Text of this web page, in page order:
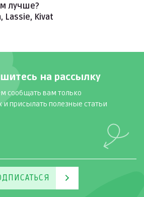
лучше?
Lassie, Kivat
на рассылку
сообщать вам только
и присылать полезные статьи